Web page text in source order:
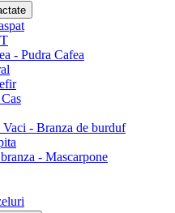
- Pudra Cafea
Vaci - Branza de burduf
- Mascarpone